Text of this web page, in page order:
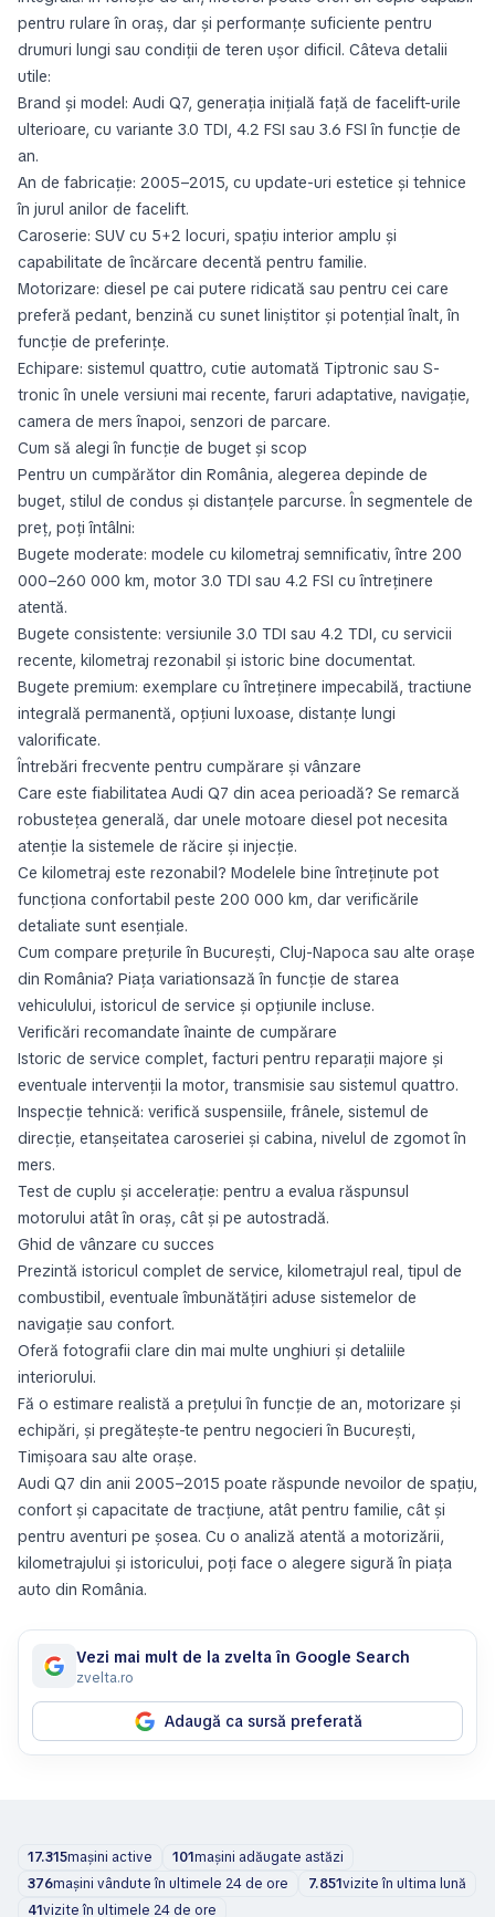
pentru rulare în oraș, dar și performanțe suficiente pentru
drumuri lungi sau condiții de teren ușor dificil. Câteva detalii
utile:
Brand și model: Audi Q7, generația inițială față de facelift-urile
ulterioare, cu variante 3.0 TDI, 4.2 FSI sau 3.6 FSI în funcție de
an.
An de fabricație: 2005–2015, cu update-uri estetice și tehnice
în jurul anilor de facelift.
Caroserie: SUV cu 5+2 locuri, spațiu interior amplu și
capabilitate de încărcare decentă pentru familie.
Motorizare: diesel pe cai putere ridicată sau pentru cei care
preferă pedant, benzină cu sunet liniștitor și potențial înalt, în
funcție de preferințe.
Echipare: sistemul quattro, cutie automată Tiptronic sau S-
tronic în unele versiuni mai recente, faruri adaptative, navigație,
camera de mers înapoi, senzori de parcare.
Cum să alegi în funcție de buget și scop
Pentru un cumpărător din România, alegerea depinde de
buget, stilul de condus și distanțele parcurse. În segmentele de
preț, poți întâlni:
Bugete moderate: modele cu kilometraj semnificativ, între 200
000–260 000 km, motor 3.0 TDI sau 4.2 FSI cu întreținere
atentă.
Bugete consistente: versiunile 3.0 TDI sau 4.2 TDI, cu servicii
recente, kilometraj rezonabil și istoric bine documentat.
Bugete premium: exemplare cu întreținere impecabilă, tractiune
integrală permanentă, opțiuni luxoase, distanțe lungi
valorificate.
Întrebări frecvente pentru cumpărare și vânzare
Care este fiabilitatea Audi Q7 din acea perioadă? Se remarcă
robustețea generală, dar unele motoare diesel pot necesita
atenție la sistemele de răcire și injecție.
Ce kilometraj este rezonabil? Modelele bine întreținute pot
funcționa confortabil peste 200 000 km, dar verificările
detaliate sunt esențiale.
Cum compare prețurile în București, Cluj-Napoca sau alte orașe
din România? Piața variationsază în funcție de starea
vehiculului, istoricul de service și opțiunile incluse.
Verificări recomandate înainte de cumpărare
Istoric de service complet, facturi pentru reparații majore și
eventuale intervenții la motor, transmisie sau sistemul quattro.
Inspecție tehnică: verifică suspensiile, frânele, sistemul de
direcție, etanșeitatea caroseriei și cabina, nivelul de zgomot în
mers.
Test de cuplu și accelerație: pentru a evalua răspunsul
motorului atât în oraș, cât și pe autostradă.
Ghid de vânzare cu succes
Prezintă istoricul complet de service, kilometrajul real, tipul de
combustibil, eventuale îmbunătățiri aduse sistemelor de
navigație sau confort.
Oferă fotografii clare din mai multe unghiuri și detaliile
interiorului.
Fă o estimare realistă a prețului în funcție de an, motorizare și
echipări, și pregătește-te pentru negocieri în București,
Timișoara sau alte orașe.
Audi Q7 din anii 2005–2015 poate răspunde nevoilor de spațiu,
confort și capacitate de tracțiune, atât pentru familie, cât și
pentru aventuri pe șosea. Cu o analiză atentă a motorizării,
kilometrajului și istoricului, poți face o alegere sigură în piața
auto din România.
Vezi mai mult de la zvelta în Google Search
zvelta.ro
Adaugă ca sursă preferată
17.315mașini active 101mașini adăugate astăzi
376mașini vândute în ultimele 24 de ore 7.851vizite în ultima lună
41vizite în ultimele 24 de ore